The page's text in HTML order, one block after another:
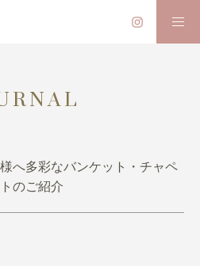
へ多彩なバンケット・チャペ
のご紹介